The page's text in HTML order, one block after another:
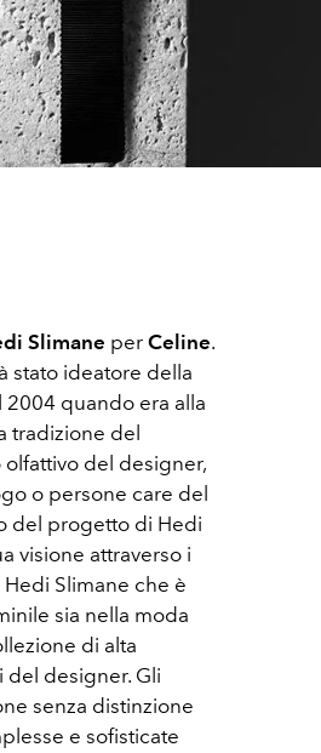
Slimane per Celine.
stato ideatore della
quando era alla
tradizione del
del designer,
o persone care del
del progetto di Hedi
visione attraverso i
Slimane che è
sia nella moda
di alta
del designer. Gli
senza distinzione
e sofisticate